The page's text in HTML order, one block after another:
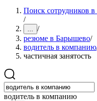
Поиск сотрудников
/
... /
резюме в Барышево/
водитель в компанию
частичная занятость
водитель в компанию